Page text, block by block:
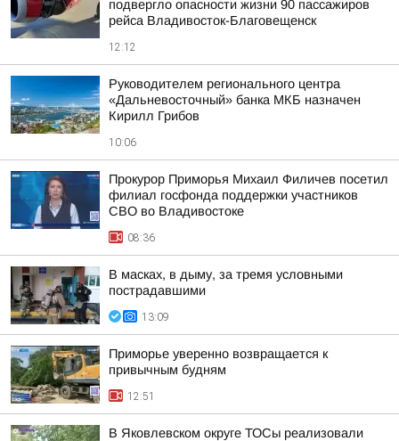
подвергло опасности жизни 90 пассажиров
рейса Владивосток-Благовещенск
12:12
Руководителем регионального центра
«Дальневосточный» банка МКБ назначен
Кирилл Грибов
10:06
Прокурор Приморья Михаил Филичев посетил
филиал госфонда поддержки участников
СВО во Владивостоке
08:36
В масках, в дыму, за тремя условными
пострадавшими
13:09
Приморье уверенно возвращается к
привычным будням
12:51
В Яковлевском округе ТОСы реализовали